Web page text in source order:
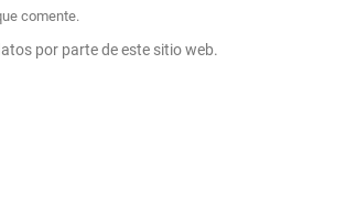
comente.
por parte de este sitio web.